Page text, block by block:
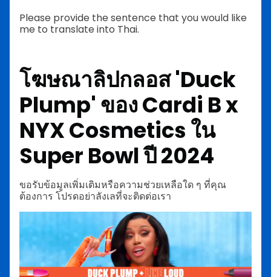
Please provide the sentence that you would like
me to translate into Thai.
โฆษณาลิปกลอส 'Duck
Plump' ของ Cardi B x
NYX Cosmetics ใน
Super Bowl ปี 2024
ขอรับข้อมูลเพิ่มเติมหรือความช่วยเหลือใด ๆ ที่คุณ
ต้องการ โปรดอย่าลังเลที่จะติดต่อเรา